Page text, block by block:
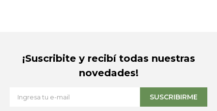
¡Suscribite y recibí todas nuestras
novedades!
SUSCRIBIRME